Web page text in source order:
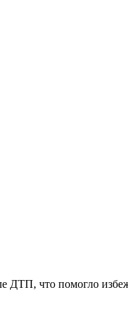
ДТП, что помогло